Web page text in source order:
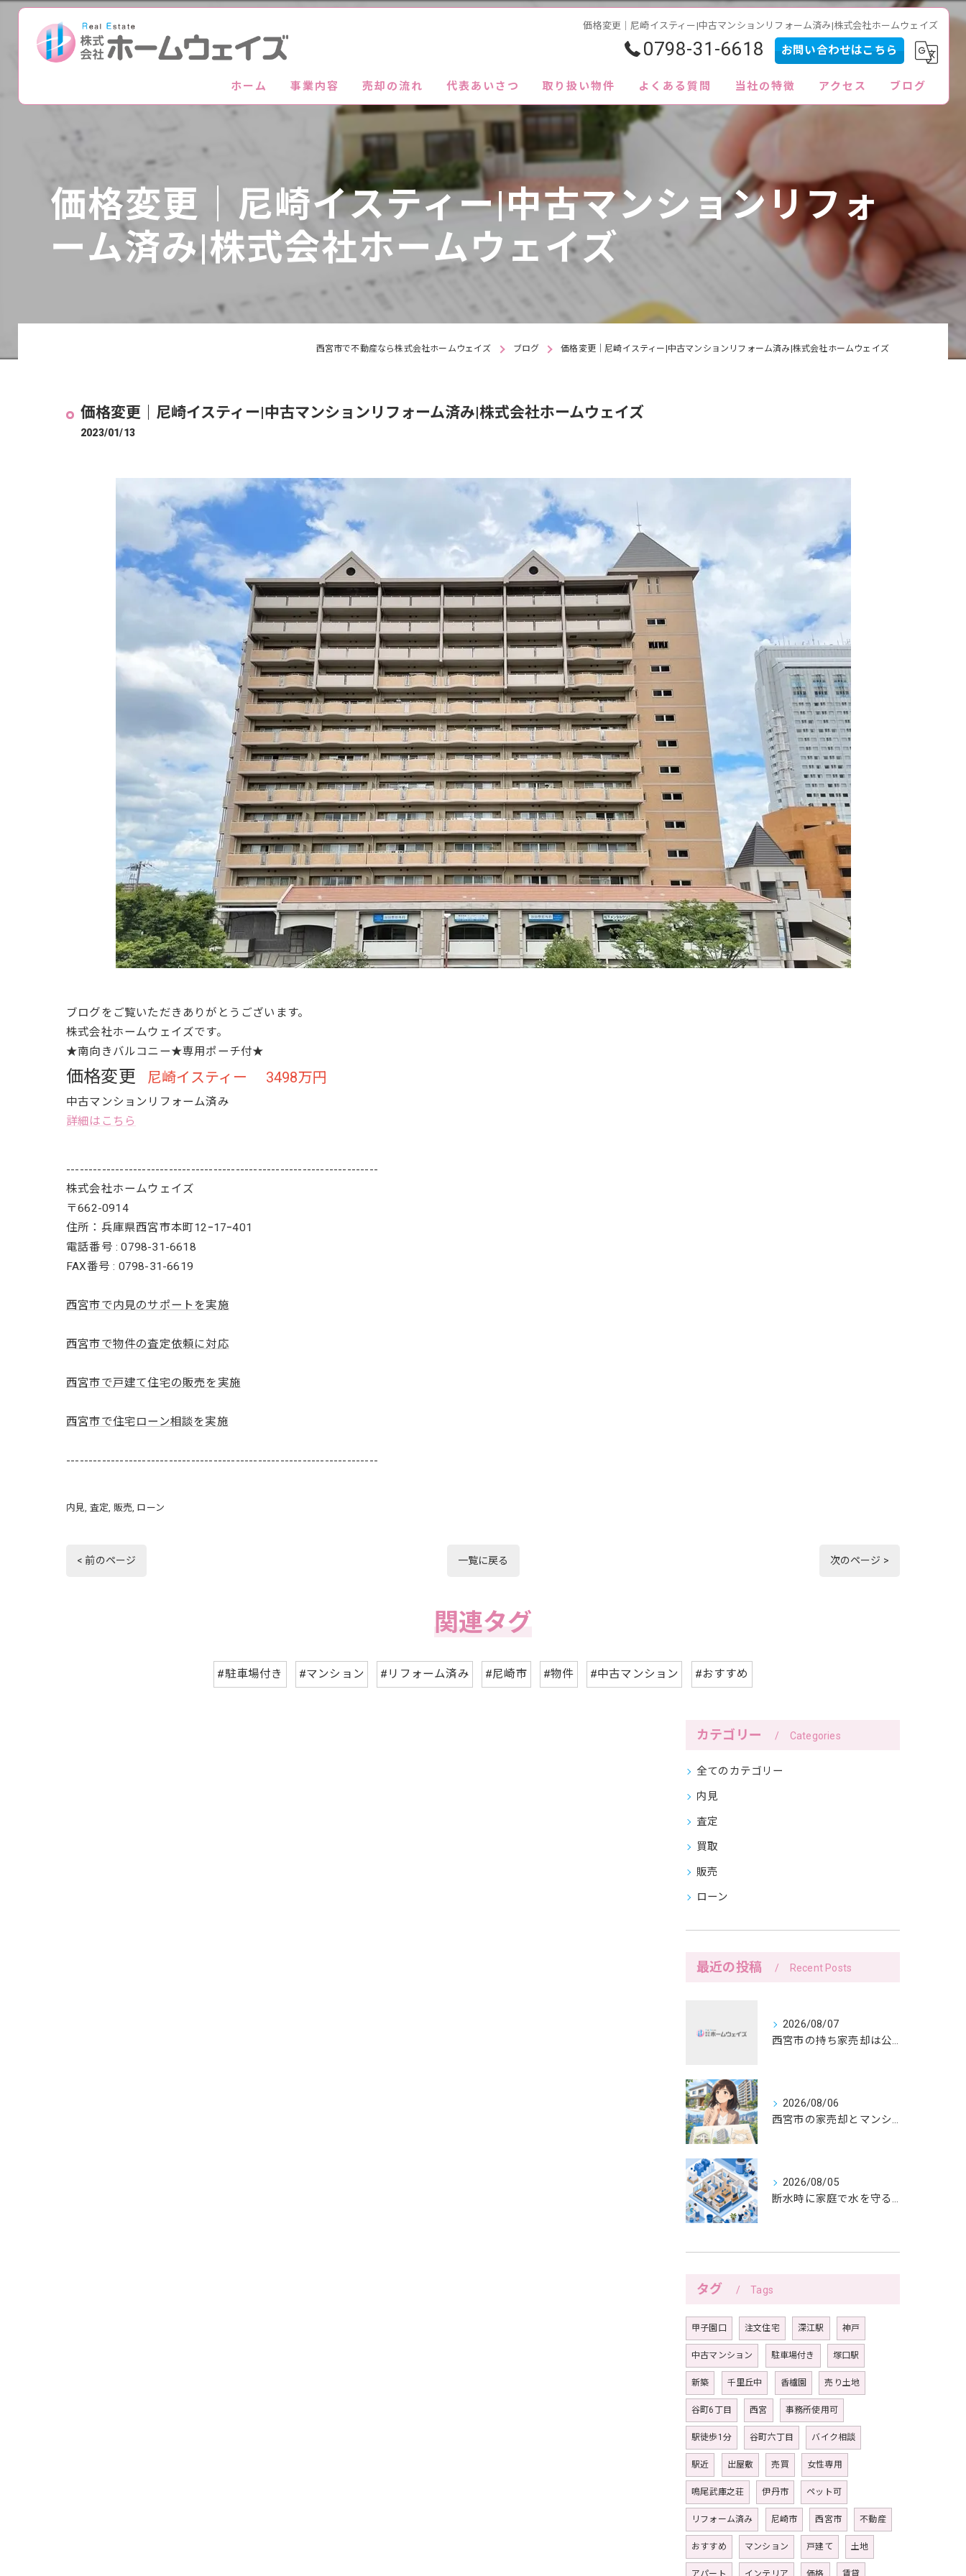
価格変更｜尼崎イスティー|中古マンションリフォーム済み|株式会社ホームウェイズ
0798-31-6618 お問い合わせはこちら
ホーム 事業内容 売却の流れ 代表あいさつ 取り扱い物件 よくある質問 当社の特徴
内見
査定
買取
アクセス ブログ
価格変更｜尼崎イスティー|中古マンションリフォ
ーム済み|株式会社ホームウェイズ
西宮市で不動産なら株式会社ホームウェイズ ブログ 価格変更｜尼崎イスティー|中古マンションリフォーム済み|株式会社ホームウェイズ
価格変更｜尼崎イスティー|中古マンションリフォーム済み|株式会社ホームウェイズ
2023/01/13
ブログをご覧いただきありがとうございます。
株式会社ホームウェイズです。
★南向きバルコニー★専用ポーチ付★
価格変更 尼崎イスティー 3498万円
中古マンションリフォーム済み
詳細はこちら
----------------------------------------------------------------------
株式会社ホームウェイズ
〒662-0914
住所：兵庫県西宮市本町12ｰ17ｰ401
電話番号 : 0798-31-6618
FAX番号 : 0798-31-6619
西宮市で内見のサポートを実施
西宮市で物件の査定依頼に対応
西宮市で戸建て住宅の販売を実施
西宮市で住宅ローン相談を実施
----------------------------------------------------------------------
内見 査定 販売 ローン
< 前のページ 一覧に戻る 次のページ >
関連タグ
#駐車場付き #マンション #リフォーム済み #尼崎市 #物件 #中古マンション #おすすめ
カテゴリー Categories
全てのカテゴリー
内見
査定
買取
販売
ローン
最近の投稿 Recent Posts
2026/08/07
西宮市の持ち家売却は公開前メモで暮らしを守る
2026/08/06
西宮市の家売却とマンション売却は紙へ書く三つの線引きから
2026/08/05
断水時に家庭で水を守る備えと生活の工夫
タグ Tags
甲子園口 注文住宅 深江駅 神戸
中古マンション 駐車場付き 塚口駅
新築 千里丘中 香櫨園 売り土地
谷町6丁目 西宮 事務所使用可
駅徒歩1分 谷町六丁目 バイク相談
駅近 出屋敷 売買 女性専用
鳴尾武庫之荘 伊丹市 ペット可
リフォーム済み 尼崎市 西宮市 不動産
おすすめ マンション 戸建て 土地
アパート インテリア 価格 賃貸